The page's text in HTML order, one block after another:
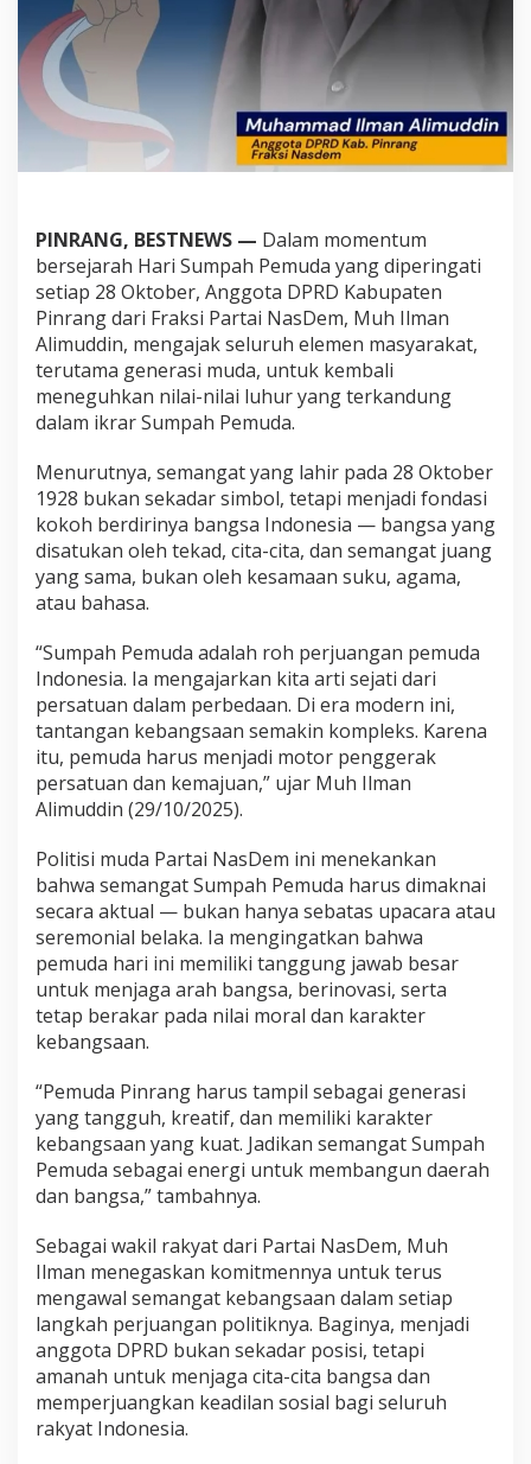
l
m
a
n
l
i
m
u
d
i
n
T
e
k
a
a
n
N
i
l
a
i
P
s
a
u
n
d
a
m
a
n
g
a
t
e
b
a
n
g
s
a
a
n
PINRANG, BESTNEWS — Dalam momentum
bersejarah Hari Sumpah Pemuda yang diperingati
setiap 28 Oktober, Anggota DPRD Kabupaten
Pinrang dari Fraksi Partai NasDem, Muh Ilman
Alimuddin, mengajak seluruh elemen masyarakat,
terutama generasi muda, untuk kembali
meneguhkan nilai-nilai luhur yang terkandung
dalam ikrar Sumpah Pemuda.
Menurutnya, semangat yang lahir pada 28 Oktober
1928 bukan sekadar simbol, tetapi menjadi fondasi
kokoh berdirinya bangsa Indonesia — bangsa yang
disatukan oleh tekad, cita-cita, dan semangat juang
yang sama, bukan oleh kesamaan suku, agama,
atau bahasa.
“Sumpah Pemuda adalah roh perjuangan pemuda
Indonesia. Ia mengajarkan kita arti sejati dari
persatuan dalam perbedaan. Di era modern ini,
tantangan kebangsaan semakin kompleks. Karena
itu, pemuda harus menjadi motor penggerak
persatuan dan kemajuan,” ujar Muh Ilman
Alimuddin (29/10/2025).
Politisi muda Partai NasDem ini menekankan
bahwa semangat Sumpah Pemuda harus dimaknai
secara aktual — bukan hanya sebatas upacara atau
seremonial belaka. Ia mengingatkan bahwa
pemuda hari ini memiliki tanggung jawab besar
untuk menjaga arah bangsa, berinovasi, serta
tetap berakar pada nilai moral dan karakter
kebangsaan.
“Pemuda Pinrang harus tampil sebagai generasi
yang tangguh, kreatif, dan memiliki karakter
kebangsaan yang kuat. Jadikan semangat Sumpah
Pemuda sebagai energi untuk membangun daerah
dan bangsa,” tambahnya.
Sebagai wakil rakyat dari Partai NasDem, Muh
Ilman menegaskan komitmennya untuk terus
mengawal semangat kebangsaan dalam setiap
langkah perjuangan politiknya. Baginya, menjadi
anggota DPRD bukan sekadar posisi, tetapi
amanah untuk menjaga cita-cita bangsa dan
memperjuangkan keadilan sosial bagi seluruh
rakyat Indonesia.